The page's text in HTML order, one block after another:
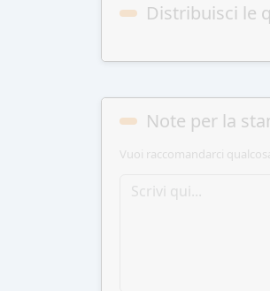
Distribuisci le
Note per la
Vuoi raccomandarci